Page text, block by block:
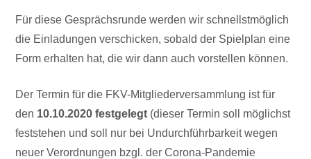
Für diese Gesprächsrunde werden wir schnellstmöglich
die Einladungen verschicken, sobald der Spielplan eine
Form erhalten hat, die wir dann auch vorstellen können.
Der Termin für die FKV-Mitgliederversammlung ist für
den 10.10.2020 festgelegt (dieser Termin soll möglichst
feststehen und soll nur bei Undurchführbarkeit wegen
neuer Verordnungen bzgl. der Corona-Pandemie